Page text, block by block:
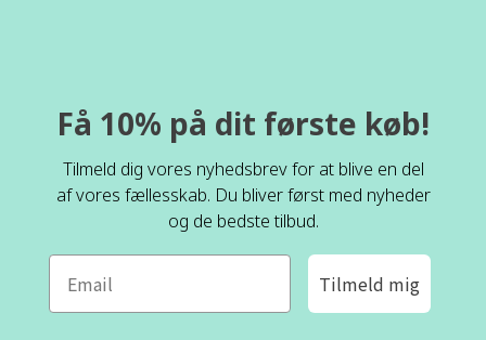
Få 10% på dit første køb!
Tilmeld dig vores nyhedsbrev for at blive en del
af vores fællesskab. Du bliver først med nyheder
og de bedste tilbud.
Tilmeld mig